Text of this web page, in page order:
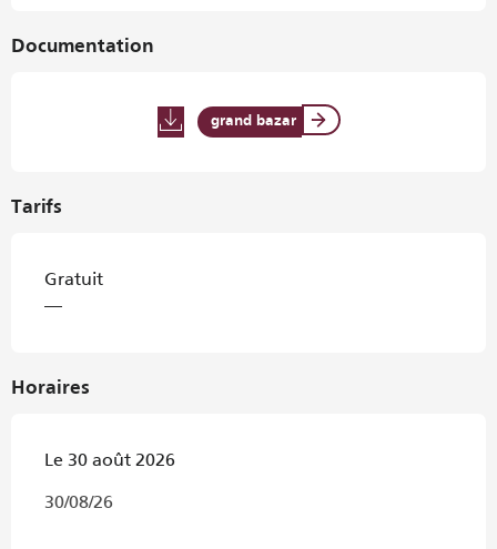
Documentation
grand bazar
Tarifs
Gratuit
—
Horaires
Le 30 août 2026
30/08/26